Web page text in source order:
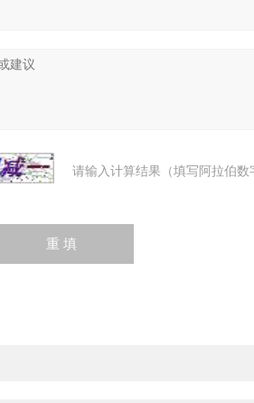
请输入计算结果（填写阿拉伯数